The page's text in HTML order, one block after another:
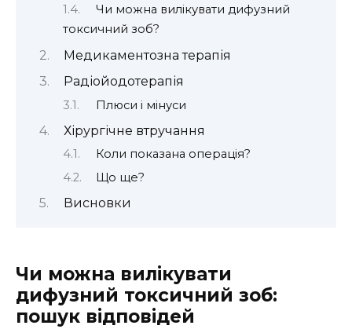
Чи можна вилікувати дифузний
токсичний зоб?
Медикаментозна терапія
Радіойодотерапія
Плюси і мінуси
Хірургічне втручання
Коли показана операція?
Що ще?
Висновки
Чи можна вилікувати
дифузний токсичний зоб:
пошук відповідей